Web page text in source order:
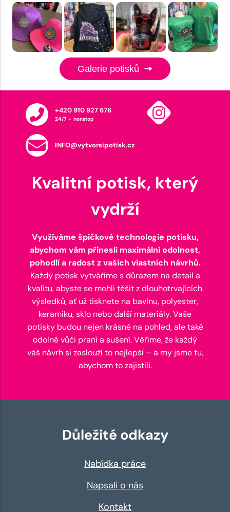
Galerie potisků
+420 910 927 676
24/7 - nonstop
INFO@vytvorsipotisk.cz
Kvalitní potisk, který
vydrží
Využíváme špičkové technologie potisku,
abychom vám přinesli maximální odolnost,
pohodlí a radost z vašich vlastních návrhů.
Každý potisk vytváříme s důrazem na detail a
kvalitu, abyste se mohli těšit z dlouhotrvajících
výsledků, ať už tisknete na bavlnu, polyester,
keramiku, sklo nebo další materiály. Vaše
potisky budou nejen krásné na pohled, ale také
odolné vůči praní a sušení. Věříme, že každý
váš návrh si zaslouží to nejlepší – a my jsme tu,
abychom to zajistili.
Důležité odkazy
Nabídka práce
Napsali o nás
Kontakt